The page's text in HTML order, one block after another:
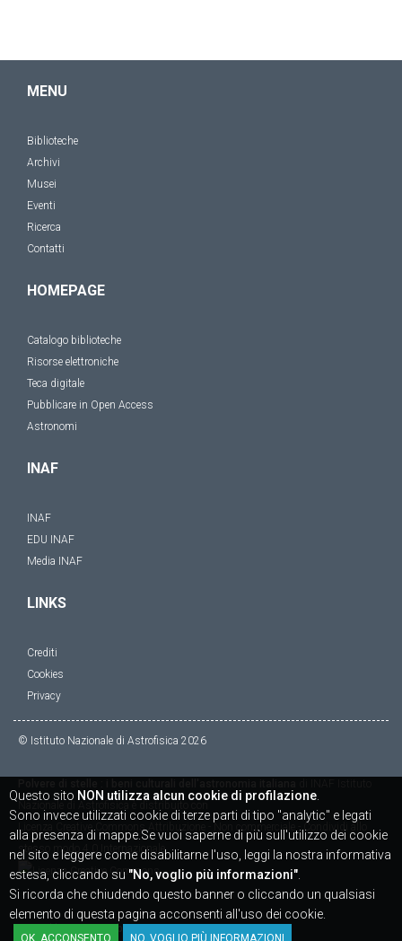
MENU
Biblioteche
Archivi
Musei
Eventi
Ricerca
Contatti
HOMEPAGE
Catalogo biblioteche
Risorse elettroniche
Teca digitale
Pubblicare in Open Access
Astronomi
INAF
INAF
EDU INAF
Media INAF
LINKS
Crediti
Cookies
Privacy
© Istituto Nazionale di Astrofisica 2026
Licenza
Creative Commons Attribuzione - Non commerciale - Condividi allo
stesso modo 4.0 Internazionale
Powered bySICAPWeb
Questo sito NON utilizza alcun cookie di profilazione
Sono invece utilizzati cookie di terze parti di tipo "analytic" e legati
alla presenza di mappe.Se vuoi saperne di più sull'utilizzo dei cookie
nel sito e leggere come disabilitarne l'uso, leggi la nostra informativa
estesa, cliccando su "No, voglio più informazioni"
Si ricorda che chiudendo questo banner o cliccando un qualsiasi
elemento di questa pagina acconsenti all'uso dei cookie.
OK, ACCONSENTO NO, VOGLIO PIÙ INFORMAZIONI